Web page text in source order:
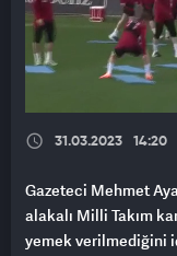
31.03.2023 14:20
Gazeteci Mehmet
alakalı Milli Takım
yemek verilmediğini